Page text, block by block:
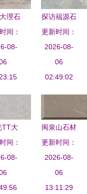
理石
材指
显彩
石材
魅力
间：
08-
探访福源石
材厂 宁陵
大理石源头
的品质守护
者
更新时间：
2026-08-
06
02:49:02
TT大
测评
我能
造高
秘密
间：
08-
闽泉山石材
产品系列
大理石的永
恒魅力
更新时间：
2026-08-
06
13:11:29